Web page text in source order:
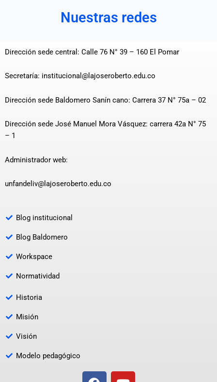
Nuestras redes
Dirección sede central: Calle 76 N° 39 – 160 El Pomar
Secretaría: institucional@lajoseroberto.edu.co
Dirección sede Baldomero Sanín cano: Carrera 37 N° 75a – 02
Dirección sede José Manuel Mora Vásquez: carrera 42a N° 75
– 1
Administrador web:
unfandeliv@lajoseroberto.edu.co
Blog institucional
Blog Baldomero
Workspace
Normatividad
Historia
Misión
Visión
Modelo pedagógico
F
Y